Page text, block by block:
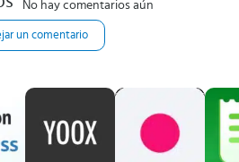
No hay comentarios aún
un comentario